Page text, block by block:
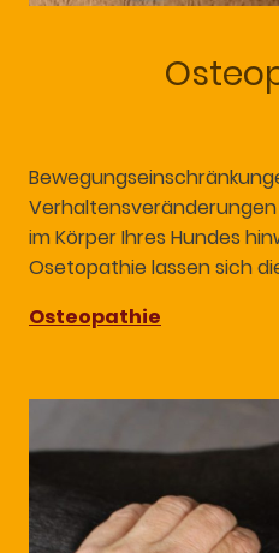
im Körper Ihres Hundes
Osetopathie lassen sich
Osteopathie